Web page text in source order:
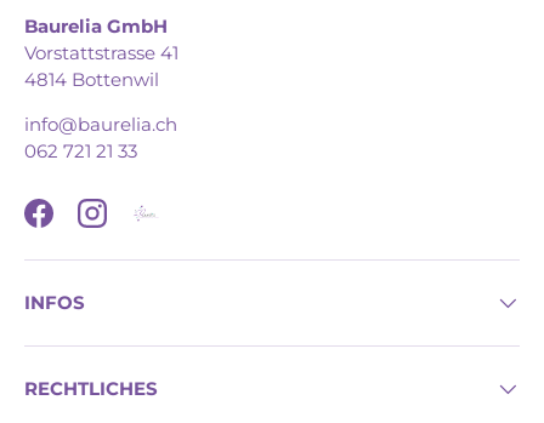
Baurelia GmbH
Vorstattstrasse 41
4814 Bottenwil
info@baurelia.ch
062 721 21 33
FacebookInstagram
INFOS
RECHTLICHES